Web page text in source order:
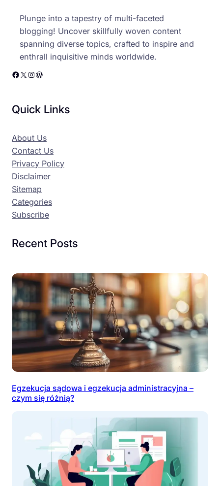
Plunge into a tapestry of multi-faceted
blogging! Uncover skillfully woven content
spanning diverse topics, crafted to inspire and
enthrall inquisitive minds worldwide.
Facebook X Instagram WordPress
Quick Links
About Us
Contact Us
Privacy Policy
Disclaimer
Sitemap
Categories
Subscribe
Recent Posts
Egzekucja sądowa i egzekucja administracyjna –
czym się różnią?